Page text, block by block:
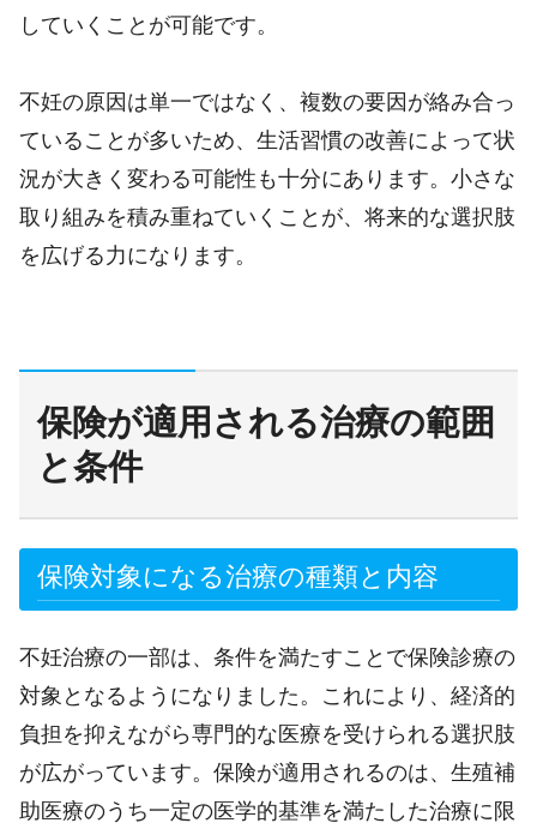
していくことが可能です。
不妊の原因は単一ではなく、複数の要因が絡み合っ
ていることが多いため、生活習慣の改善によって状
況が大きく変わる可能性も十分にあります。小さな
取り組みを積み重ねていくことが、将来的な選択肢
を広げる力になります。
保険が適用される治療の範囲
と条件
保険対象になる治療の種類と内容
不妊治療の一部は、条件を満たすことで保険診療の
対象となるようになりました。これにより、経済的
負担を抑えながら専門的な医療を受けられる選択肢
が広がっています。保険が適用されるのは、生殖補
助医療のうち一定の医学的基準を満たした治療に限